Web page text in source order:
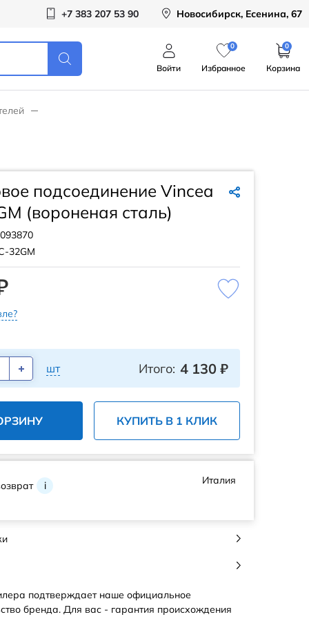
+7 383 207 53 90 Новосибирск, Есенина, 67
Войти
0
Избранное
0
Корзина
подсоединение Vincea
(вороненая сталь)
093870
32GM
шт Итого: 4 130 ₽
КУПИТЬ В 1 КЛИК
i Италия
подтверждает наше официальное
бренда. Для вас - гарантия происхождения